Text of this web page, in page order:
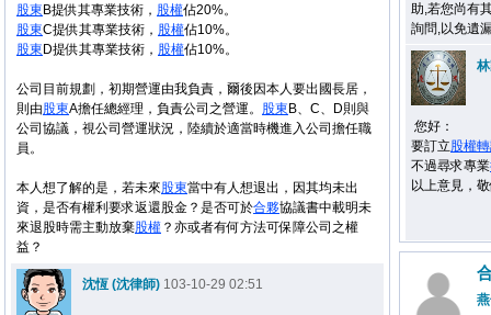
股東 B提供其專業技術， 股權佔20%。
股東C提供其專業技術， 股權佔10%。
股東 D提供其專業技術， 股權佔10%。
公司目前規劃，初期營運由我負責，爾後因本人要出國長居，
則由股東A擔任總經理，負責公司之營運。 股東 B、C、D則與
公司協議，視公司營運狀況，陸續於適當時機進入公司擔任職
員。
本人想了解的是，若未來股東當中有人想退出，因其均未出
資，是否有權利要求返還股金？是否可於合夥協議書中載明未
來退股時需主動放棄股權 ？亦或者有何方法可保障公司之權
益？
沈恆 (沈律師) 103-10-29 02:51
助,若您尚有
詢問,以免遺
您好：
要訂立股權
不過尋求專業
以上意見，